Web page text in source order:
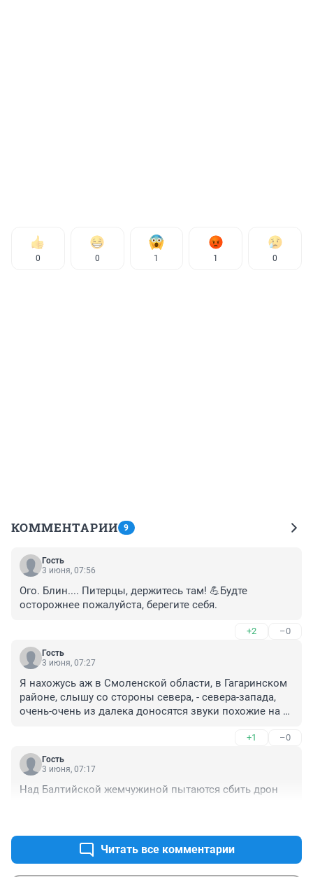
0 0 1 1 0
КОММЕНТАРИИ 9
Гость
3 июня, 07:56
Ого. Блин.... Питерцы, держитесь там! 💪Будте
осторожнее пожалуйста, берегите себя.
+2 –0
Гость
3 июня, 07:27
Я нахожусь аж в Смоленской области, в Гагаринском
районе, слышу со стороны севера, - севера-запада,
очень-очень из далека доносятся звуки похожие на
+1 –0
Гость
3 июня, 07:17
Над Балтийской жемчужиной пытаются сбить дрон
Читать все комментарии